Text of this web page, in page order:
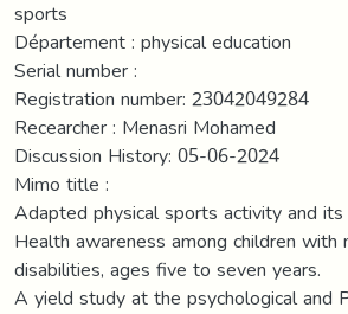
sports
Département : physical education
Serial number :
Registration number: 23042049284
Recearcher : Menasri Mohamed
Discussion History: 05-06-2024
Mimo title :
Adapted physical sports activity and
Health awareness among children with
disabilities, ages five to seven years.
A yield study at the psychological and